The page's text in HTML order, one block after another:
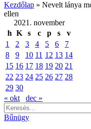
Kezdőlap » Nevelt lánya
ellen
2021. november
h K s c p s
v
1
2 3 4 5 6
7
8
9 10 11 12 13 14
15 16 17 18 19 20 21
22 23 24 25 26 27 28
29 30
« okt
dec »
Bűnügy